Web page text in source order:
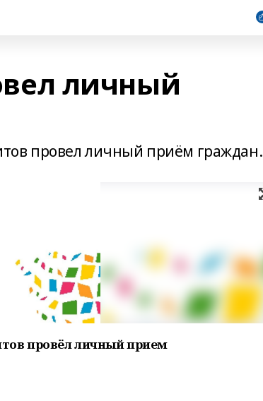
личный
провел личный приём граждан.
провёл личный прием